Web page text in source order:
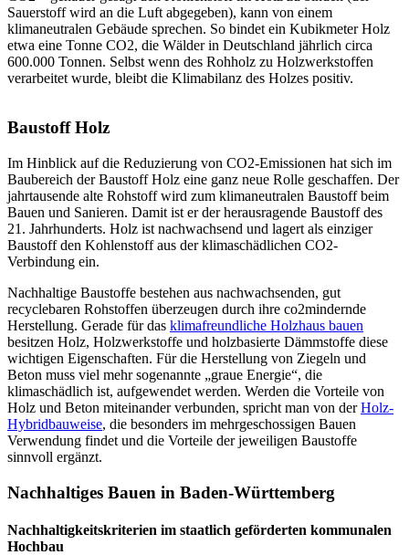
Sauerstoff wird an die Luft abgegeben), kann von einem
klimaneutralen Gebäude sprechen. So bindet ein Kubikmeter Holz
etwa eine Tonne CO2, die Wälder in Deutschland jährlich circa
600.000 Tonnen. Selbst wenn des Rohholz zu Holzwerkstoffen
verarbeitet wurde, bleibt die Klimabilanz des Holzes positiv.
Baustoff Holz
Im Hinblick auf die Reduzierung von CO2-Emissionen hat sich im
Baubereich der Baustoff Holz eine ganz neue Rolle geschaffen. Der
jahrtausende alte Rohstoff wird zum klimaneutralen Baustoff beim
Bauen und Sanieren. Damit ist er der herausragende Baustoff des
21. Jahrhunderts. Holz ist nachwachsend und lagert als einziger
Baustoff den Kohlenstoff aus der klimaschädlichen CO2-
Verbindung ein.
Nachhaltige Baustoffe bestehen aus nachwachsenden, gut
recyclebaren Rohstoffen überzeugen durch ihre co2mindernde
Herstellung. Gerade für das klimafreundliche Holzhaus bauen
besitzen Holz, Holzwerkstoffe und holzbasierte Dämmstoffe diese
wichtigen Eigenschaften. Für die Herstellung von Ziegeln und
Beton muss viel mehr sogenannte „graue Energie“, die
klimaschädlich ist, aufgewendet werden. Werden die Vorteile von
Holz und Beton miteinander verbunden, spricht man von derHolz-
Hybridbauweise, die besonders im mehrgeschossigen Bauen
Verwendung findet und die Vorteile der jeweiligen Baustoffe
sinnvoll ergänzt.
Nachhaltiges Bauen in Baden-Württemberg
Nachhaltigkeitskriterien im staatlich geförderten kommunalen
Hochbau